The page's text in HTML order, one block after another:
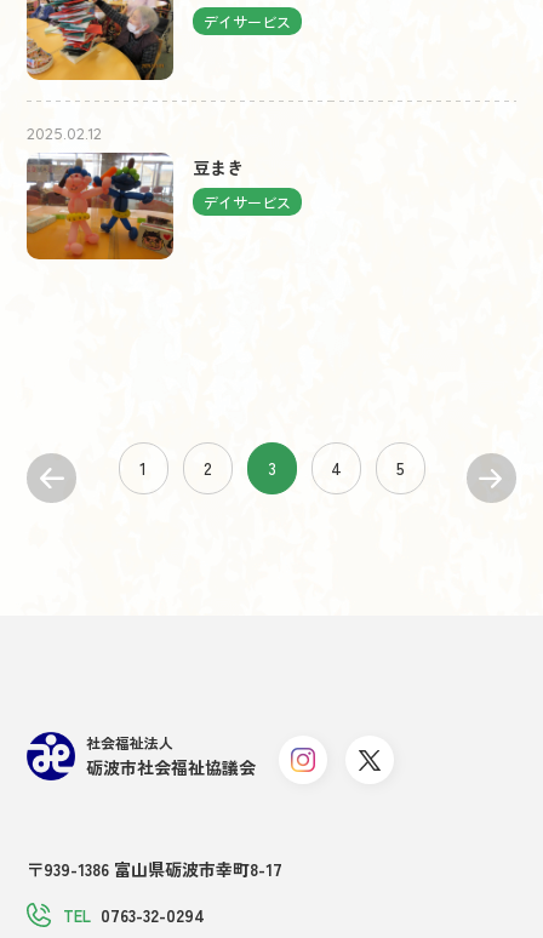
デイサービス
豆まき
デイサービス
2025.02.12
1 2 3 4 5
社会福祉法人
砺波市社会福祉協議会
〒939-1386 富山県砺波市幸町8-17
TEL 0763-32-0294